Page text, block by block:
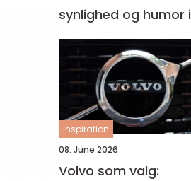
synlighed og humor i
samme produkt
inspiration
08. June 2026
Volvo som valg: